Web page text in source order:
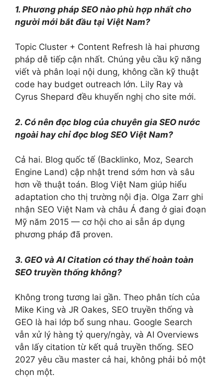
1. Phương pháp SEO nào phù hợp nhất cho
người mới bắt đầu tại Việt Nam?
Topic Cluster + Content Refresh là hai phương
pháp dễ tiếp cận nhất. Chúng yêu cầu kỹ năng
viết và phân loại nội dung, không cần kỹ thuật
code hay budget outreach lớn. Lily Ray và
Cyrus Shepard đều khuyến nghị cho site mới.
2. Có nên đọc blog của chuyên gia SEO nước
ngoài hay chỉ đọc blog SEO Việt Nam?
Cả hai. Blog quốc tế (Backlinko, Moz, Search
Engine Land) cập nhật trend sớm hơn và sâu
hơn về thuật toán. Blog Việt Nam giúp hiểu
adaptation cho thị trường nội địa. Olga Zarr ghi
nhận SEO Việt Nam và châu Á đang ở giai đoạn
Mỹ năm 2015 — cơ hội cho ai sẵn áp dụng
phương pháp đã proven.
3. GEO và AI Citation có thay thế hoàn toàn
SEO truyền thống không?
Không trong tương lai gần. Theo phân tích của
Mike King và JR Oakes, SEO truyền thống và
GEO là hai lớp bổ sung nhau. Google Search
vẫn xử lý hàng tỷ query/ngày, và AI Overviews
vẫn lấy citation từ kết quả truyền thống. SEO
2027 yêu cầu master cả hai, không phải bỏ một
chọn một.